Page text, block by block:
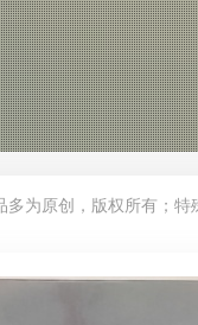
多为原创，版权所有；特